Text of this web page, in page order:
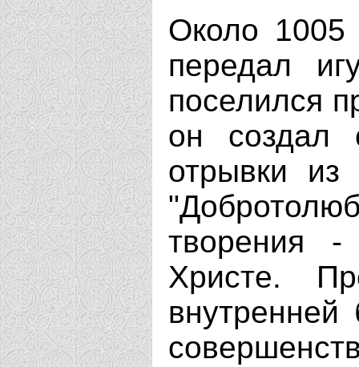
Около 1005
передал
поселился
он создал
отрывки
творения -
Христе.
внутренней